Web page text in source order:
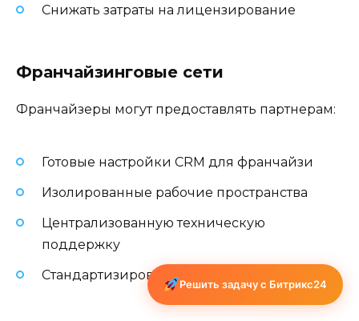
Снижать затраты на лицензирование
Франчайзинговые сети
Франчайзеры могут предоставлять партнерам:
Готовые настройки CRM для франчайзи
Изолированные рабочие пространства
Централизованную техническую
поддержку
Стандартизированные бизнес-процессы
Решить задачу с Битрикс24